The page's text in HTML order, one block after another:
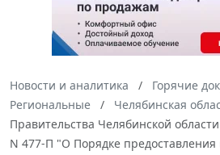
Новости и аналитика
Горячие
Региональные
Челябинская
Правительства Челябинской
N 477-П "О Порядке предоставления